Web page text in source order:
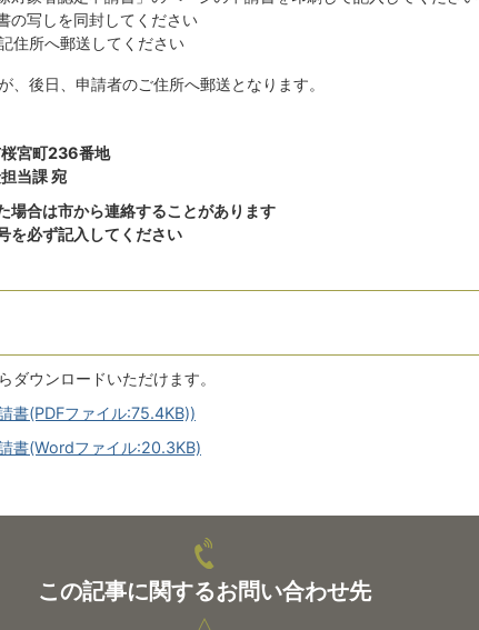
の写しを同封してください
住所へ郵送してください
、後日、申請者のご住所へ郵送となります。
宮町236番地
当課 宛
場合は市から連絡することがあります
を必ず記入してください
ダウンロードいただけます。
書(PDFファイル:75.4KB))
書(Wordファイル:20.3KB)
この記事に関するお問い合わせ先